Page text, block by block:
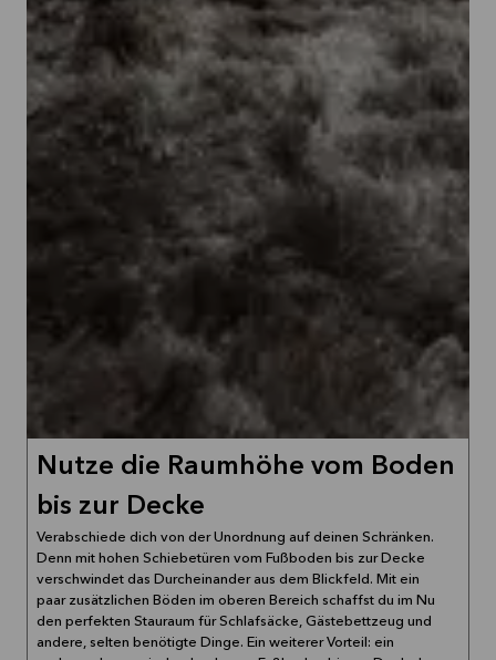
Nutze die Raumhöhe vom Boden
bis zur Decke
Verabschiede dich von der Unordnung auf deinen Schränken.
Denn mit hohen Schiebetüren vom Fußboden bis zur Decke
verschwindet das Durcheinander aus dem Blickfeld. Mit ein
paar zusätzlichen Böden im oberen Bereich schaffst du im Nu
den perfekten Stauraum für Schlafsäcke, Gästebettzeug und
andere, selten benötigte Dinge. Ein weiterer Vorteil: ein